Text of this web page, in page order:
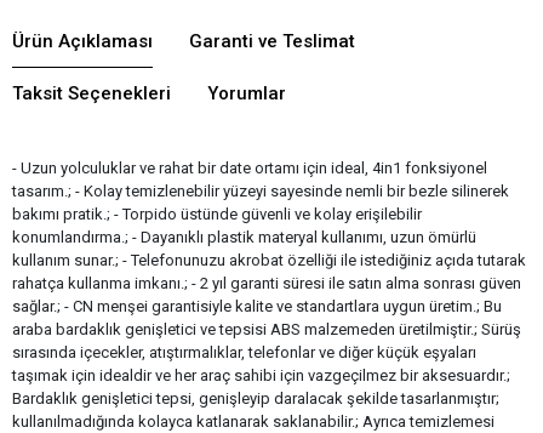
Ürün Açıklaması Garanti ve Teslimat
Taksit Seçenekleri Yorumlar
- Uzun yolculuklar ve rahat bir date ortamı için ideal, 4in1 fonksiyonel
tasarım.; - Kolay temizlenebilir yüzeyi sayesinde nemli bir bezle silinerek
bakımı pratik.; - Torpido üstünde güvenli ve kolay erişilebilir
konumlandırma.; - Dayanıklı plastik materyal kullanımı, uzun ömürlü
kullanım sunar.; - Telefonunuzu akrobat özelliği ile istediğiniz açıda tutarak
rahatça kullanma imkanı.; - 2 yıl garanti süresi ile satın alma sonrası güven
sağlar.; - CN menşei garantisiyle kalite ve standartlara uygun üretim.; Bu
araba bardaklık genişletici ve tepsisi ABS malzemeden üretilmiştir.; Sürüş
sırasında içecekler, atıştırmalıklar, telefonlar ve diğer küçük eşyaları
taşımak için idealdir ve her araç sahibi için vazgeçilmez bir aksesuardır.;
Bardaklık genişletici tepsi, genişleyip daralacak şekilde tasarlanmıştır;
kullanılmadığında kolayca katlanarak saklanabilir.; Ayrıca temizlemesi